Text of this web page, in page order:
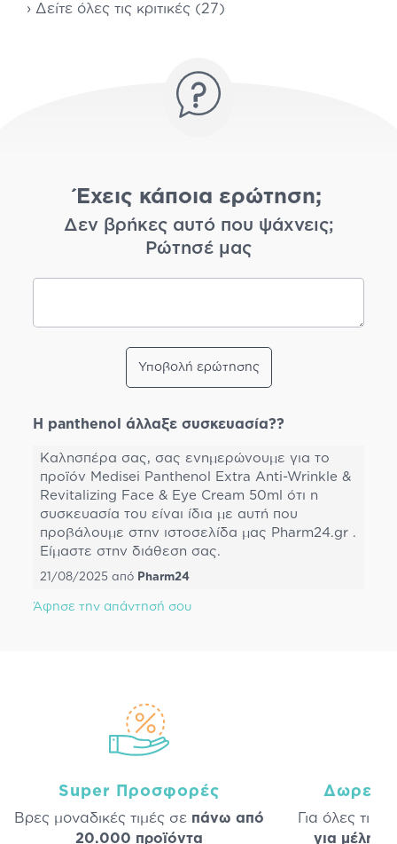
› Δείτε όλες τις κριτικές (27)
Έχεις κάποια ερώτηση;
Δεν βρήκες αυτό που ψάχνεις;
Ρώτησέ μας
Υποβολή ερώτησης
H panthenol άλλαξε συσκευασία??
Καλησπέρα σας, σας ενημερώνουμε για το
προϊόν Medisei Panthenol Extra Anti-Wrinkle &
Revitalizing Face & Eye Cream 50ml ότι η
συσκευασία του είναι ίδια με αυτή που
προβάλουμε στην ιστοσελίδα μας Pharm24.gr .
Είμαστε στην διάθεση σας.
21/08/2025 από Pharm24
Άφησε την απάντησή σου
Super Προσφορές
Βρες μοναδικές τιμές σε πάνω από
20.000 προϊόντα
Δωρεάν
Για όλες τις
για μέλη